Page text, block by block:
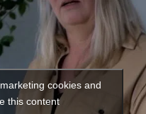
cookies and
this content